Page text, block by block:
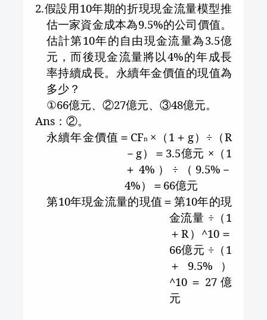
2.假設用10年期的折現現金流量模型推
估一家資金成本為9.5%的公司價值。
估計第10年的自由現金流量為3.5億
元，而後現金流量將以4%的年成長
率持續成長。永續年金價值的現值為
多少？
①66億元、②27億元、③48億元。
Ans ：②。
永續年金價值＝ CFn ×（ 1 ＋ g）÷（R
－ g）＝ 3.5億元 ×（ 1
＋ 4% ）÷（ 9.5% －
4%）＝ 66億元
第10年現金流量的現值＝第10年的現
金流量 ÷（ 1
＋R） ^10 ＝
66億元 ÷（ 1
＋ 9.5% ）
^10＝ 27 億
元